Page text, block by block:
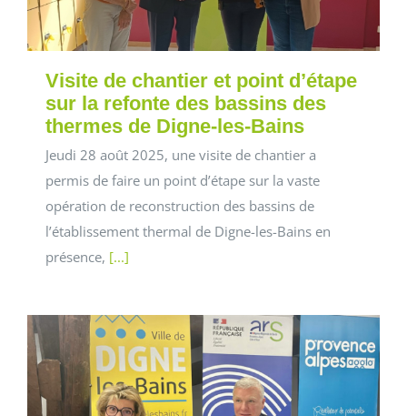
Visite de chantier et point d’étape
sur la refonte des bassins des
thermes de Digne-les-Bains
Jeudi 28 août 2025, une visite de chantier a
permis de faire un point d’étape sur la vaste
opération de reconstruction des bassins de
l’établissement thermal de Digne-les-Bains en
présence, [...]